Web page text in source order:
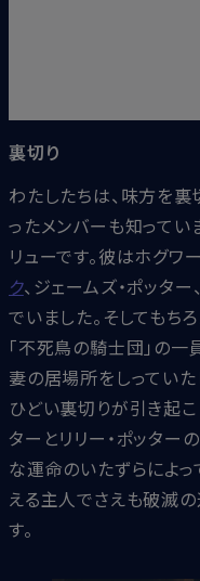
裏切り
わたしたちは、味方を
ったメンバーも知ってい
リューです。彼はホグワ
ク、ジェームズ・ポッター、
でいました。そしてもち
「不死鳥の騎士団」の一
妻の居場所をしっていた
ひどい裏切りが引き起こ
ターとリリー・ポッター
な運命のいたずらによっ
える主人でさえも破滅
す。